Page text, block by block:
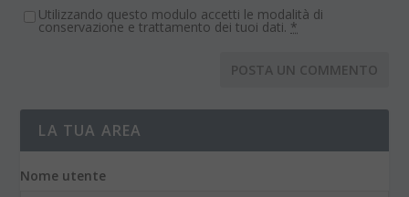
Utilizzando questo modulo accetti le modalità di
conservazione e trattamento dei tuoi dati. *
LA TUA AREA
Nome utente